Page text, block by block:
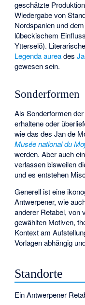
geschätzte
Wiedergabe von
Nordspanien und
lübeckischem
Ytterselö).
Legenda aureades
gewesen sein.
Sonderformen
Als Sonderformen
erhaltene oder
wie das des Jan de
Musée national du
werden. Aber auch
verlassen bisweilen
und es entstehen
Generell ist eine
Antwerpener, wie
anderer Retabel, von
gewählten Motiven,
Kontext am
Vorlagen abhängig
Standorte
Ein Antwerpener